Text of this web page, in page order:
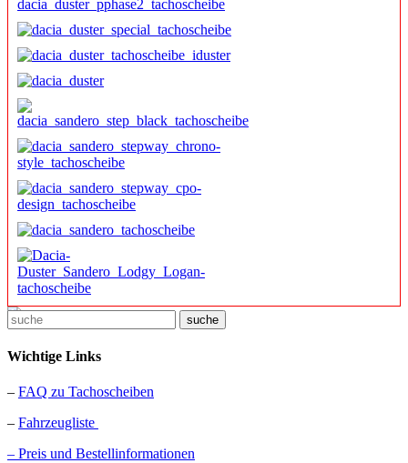
suche
Wichtige Links
– FAQ zu Tachoscheiben
– Fahrzeugliste
– Preis und Bestellinformationen